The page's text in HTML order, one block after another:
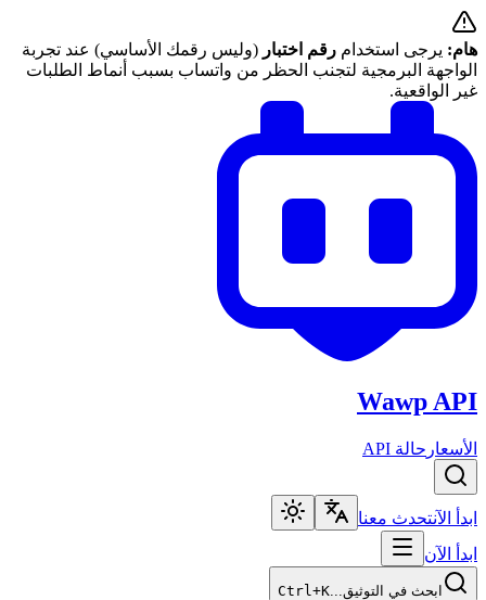
هام: يرجى استخدام رقم اختبار (وليس رقمك الأساسي) عند تجربة
الواجهة البرمجية لتجنب الحظر من واتساب بسبب أنماط الطلبات
غير الواقعية.
Wawp API
الأسعار حالة API
ابدأ الآنتحدث معنا
ابدأ الآن
ابحث في التوثيق... Ctrl+K